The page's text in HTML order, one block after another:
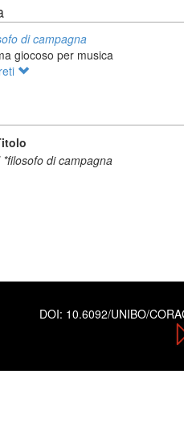
di campagna
giocoso per musica
*filosofo di campagna
DOI: 10.6092/UNIBO/